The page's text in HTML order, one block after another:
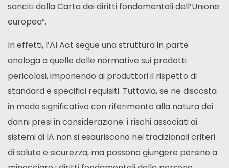
sanciti dalla Carta dei diritti fondamentali dell’Unione
europea”.
In effetti, l’AI Act segue una struttura in parte
analoga a quelle delle normative sui prodotti
pericolosi, imponendo ai produttori il rispetto di
standard e specifici requisiti. Tuttavia, se ne discosta
in modo significativo con riferimento alla natura dei
danni presi in considerazione: i rischi associati ai
sistemi di IA non si esauriscono nei tradizionali criteri
di salute e sicurezza, ma possono giungere persino a